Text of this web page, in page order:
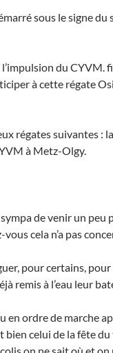
sous le signe
du CYVM.
à cette régate
régates suivantes :
à Metz-Olgy.
de venir un peu
cela n’a pas
pour certains,
remis à l’eau leur
en ordre de marche
celui de la fête